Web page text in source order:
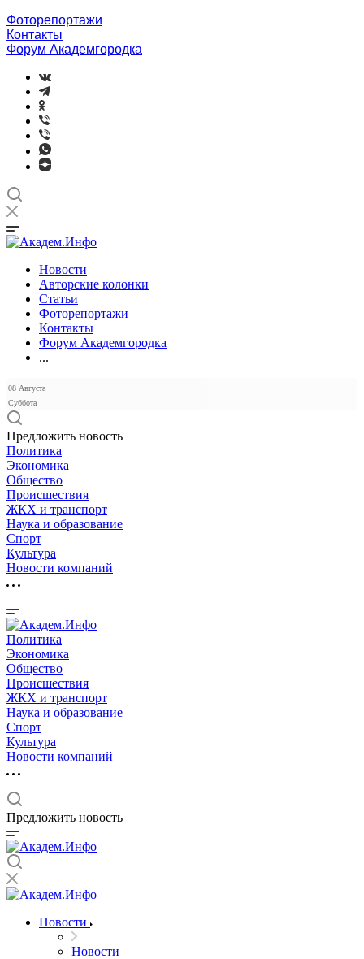
Фоторепортажи
Контакты
Форум Академгородка
Новости
Авторские колонки
Статьи
Фоторепортажи
Контакты
Форум Академгородка
...
08 Августа
Суббота
Предложить новость
Политика
Экономика
Общество
Происшествия
ЖКХ и транспорт
Наука и образование
Спорт
Культура
Новости компаний
Политика
Экономика
Общество
Происшествия
ЖКХ и транспорт
Наука и образование
Спорт
Культура
Новости компаний
Предложить новость
Новости
Новости